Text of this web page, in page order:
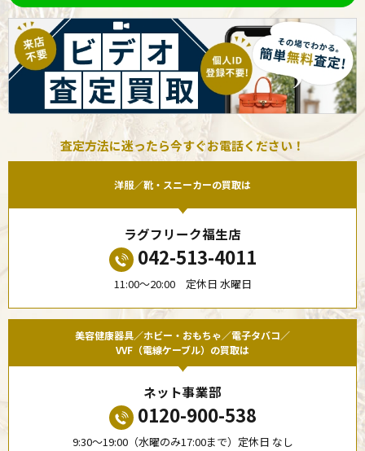
査定方法に迷ったら今すぐお電話ください！
洋服／靴・スニーカーの買取は
ラグフリーク福生店
042-513-4011
11:00〜20:00 定休日 水曜日
美容健康器具／ホビー・おもちゃ／電子タバコ／
VVF（電線ケーブル）の買取は
ネット事業部
0120-900-538
9:30〜19:00（水曜のみ17:00まで）定休日 なし